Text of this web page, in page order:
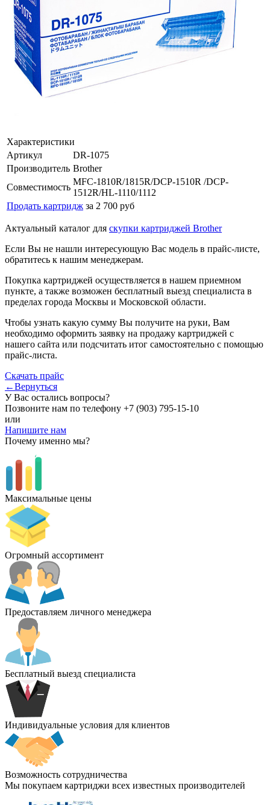
Характеристики
Артикул
DR-1075
Производитель Brother
Совместимость
MFC-1810R/1815R/DCP-1510R /DCP-
1512R/HL-1110/1112
Продать картридж за 2 700 руб
Актуальный каталог для скупки картриджей Brother
Если Вы не нашли интересующую Вас модель в прайс-листе,
обратитесь к нашим менеджерам.
Покупка картриджей осуществляется в нашем приемном
пункте, а также возможен бесплатный выезд специалиста в
пределах города Москвы и Московской области.
Чтобы узнать какую сумму Вы получите на руки, Вам
необходимо оформить заявку на продажу картриджей с
нашего сайта или подсчитать итог самостоятельно с помощью
прайс-листа.
Скачать прайс
←Вернуться
У Вас остались вопросы?
Позвоните нам по телефону +7 (903) 795-15-10
или
Напишите нам
Почему именно мы?
Максимальные цены
Огромный ассортимент
Предоставляем личного менеджера
Бесплатный выезд специалиста
Индивидуальные условия для клиентов
Возможность сотрудничества
Мы покупаем картриджи всех известных производителей